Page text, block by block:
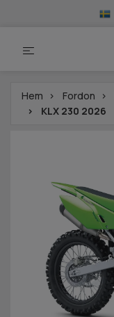
Hem Fordon
KLX 230 2026